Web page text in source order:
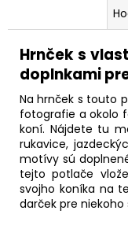
Hrnček s
doplnkami
Na hrnček s touto
fotografie a okolo
koní. Nájdete tu
rukavice,
motívy sú
tejto potlače
svojho koníka na
darček pre